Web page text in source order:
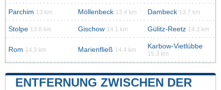
Parchim 13 km Möllenbeck 13.4 km Dambeck 13.7 km
Stolpe 13.8 km Gischow 14.1 km Gülitz-Reetz 14.3 km
Rom 14.3 km Marienfließ 14.4 km Karbow-Vietlübbe
15.3 km
ENTFERNUNG ZWISCHEN DER